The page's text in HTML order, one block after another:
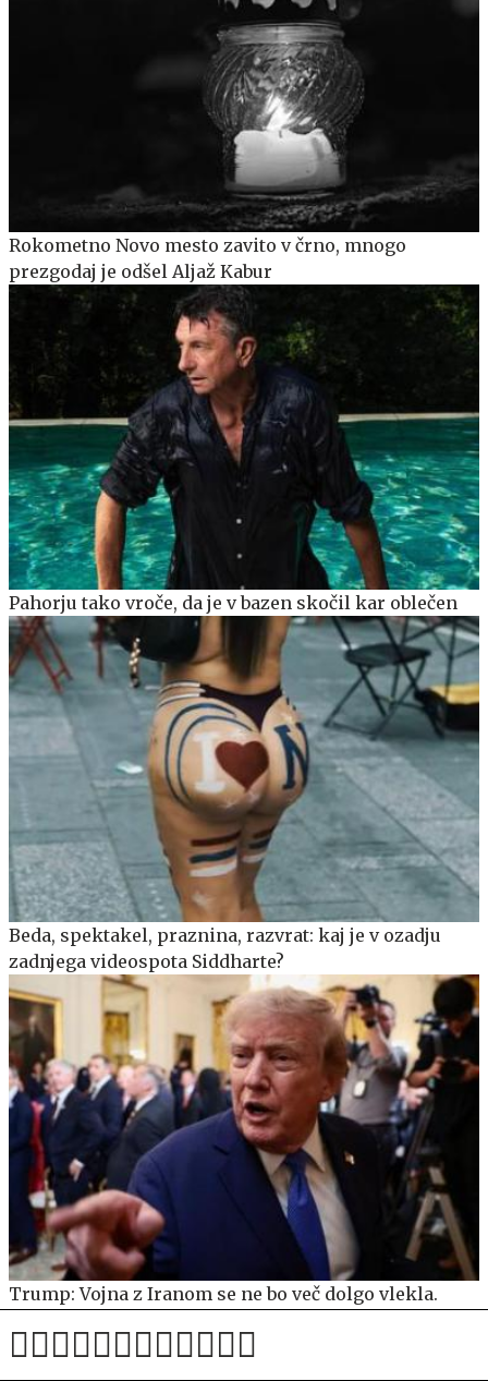
Rokometno Novo mesto zavito v črno, mnogo
prezgodaj je odšel Aljaž Kabur
Pahorju tako vroče, da je v bazen skočil kar oblečen
Beda, spektakel, praznina, razvrat: kaj je v ozadju
zadnjega videospota Siddharte?
Trump: Vojna z Iranom se ne bo več dolgo vlekla.